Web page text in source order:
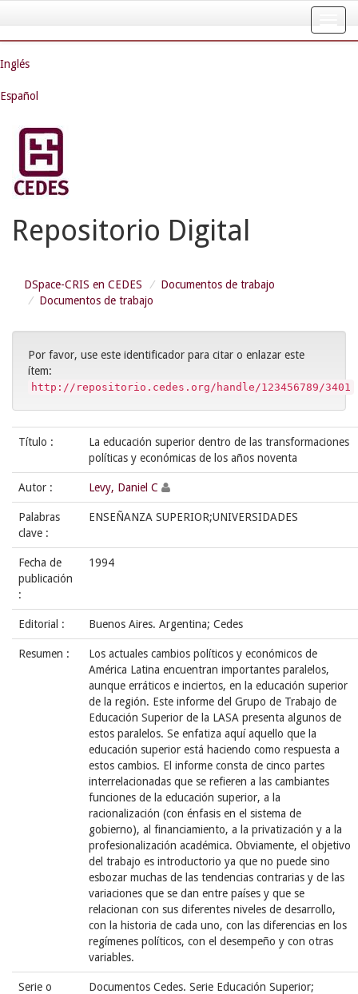
navigation
Inglés
Español
Repositorio Digital
DSpace-CRIS en CEDES
Documentos de trabajo
Documentos de trabajo
Por favor, use este identificador para citar o enlazar este
ítem:
http://repositorio.cedes.org/handle/123456789/3401
Título :
La educación superior dentro de las transformaciones
políticas y económicas de los años noventa
Autor : Levy, Daniel C
Palabras
clave :
ENSEÑANZA SUPERIOR;UNIVERSIDADES
Fecha de
publicación
:
1994
Editorial : Buenos Aires. Argentina; Cedes
Resumen :
Los actuales cambios políticos y económicos de
América Latina encuentran importantes paralelos,
aunque erráticos e inciertos, en la educación superior
de la región. Este informe del Grupo de Trabajo de
Educación Superior de la LASA presenta algunos de
estos paralelos. Se enfatiza aquí aquello que la
educación superior está haciendo como respuesta a
estos cambios. El informe consta de cinco partes
interrelacionadas que se refieren a las cambiantes
funciones de la educación superior, a la
racionalización (con énfasis en el sistema de
gobierno), al financiamiento, a la privatización y a la
profesionalización académica. Obviamente, el objetivo
del trabajo es introductorio ya que no puede sino
esbozar muchas de las tendencias contrarias y de las
variaciones que se dan entre países y que se
relacionan con sus diferentes niveles de desarrollo,
con la historia de cada uno, con las diferencias en los
regímenes políticos, con el desempeño y con otras
variables.
Serie o
Documentos Cedes. Serie Educación Superior;